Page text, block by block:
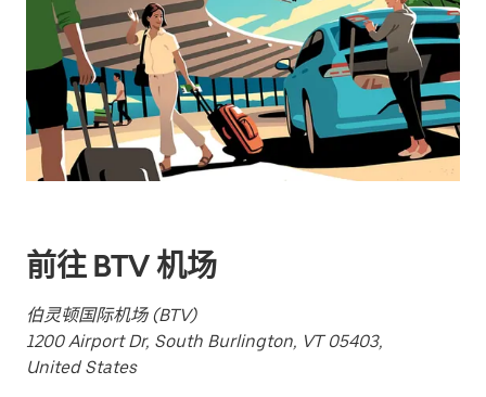
浏
览
日
历
并
日
期。
按
退
前往 BTV 机场
伯灵顿国际机场 (BTV)
1200 Airport Dr, South Burlington, VT 05403,
United States